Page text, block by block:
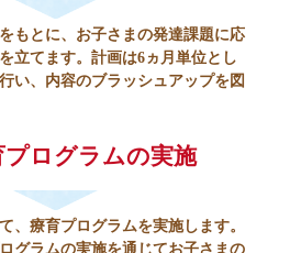
もとに、お子さまの発達課題に応
立てます。計画は6ヵ月単位とし
い、内容のブラッシュアップを図
プログラムの実施
、療育プログラムを実施します。
グラムの実施を通じてお子さまの